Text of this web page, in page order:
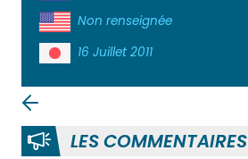
Non renseignée
16 Juillet 2011
LES COMMENTAIRES